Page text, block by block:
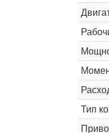
Тип